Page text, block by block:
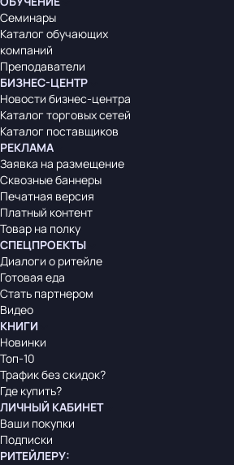
Семинары
Каталог обучающих
компаний
Преподаватели
БИЗНЕС-ЦЕНТР
Новости бизнес-центра
Каталог торговых сетей
Каталог поставщиков
РЕКЛАМА
Заявка на размещение
Сквозные баннеры
Печатная версия
Платный контент
Товар на полку
СПЕЦПРОЕКТЫ
Диалоги о ритейле
Готовая еда
Стать партнером
Видео
КНИГИ
Новинки
Топ-10
Трафик без скидок?
Где купить?
ЛИЧНЫЙ КАБИНЕТ
Ваши покупки
Подписки
РИТЕЙЛЕРУ: